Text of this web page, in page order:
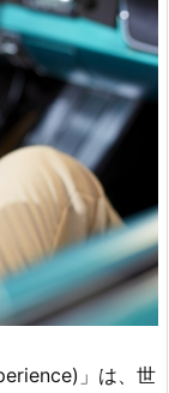
」は、世